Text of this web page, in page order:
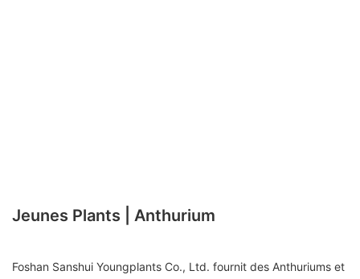
Jeunes Plants | Anthurium
Foshan Sanshui Youngplants Co., Ltd. fournit des Anthuriums et